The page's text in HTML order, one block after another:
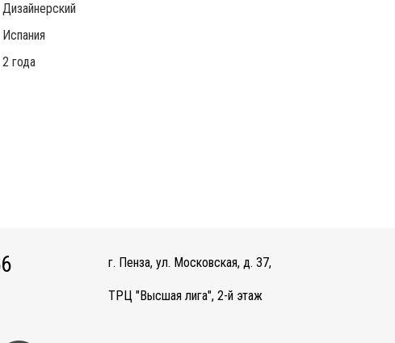
Дизайнерский
Испания
2 года
г. Пенза, ул. Московская, д. 37,
ТРЦ "Высшая лига", 2-й этаж